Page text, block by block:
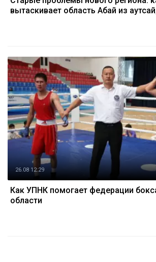
вытаскивает область Абай из
26.08 12:29
Как УПНК помогает федерации
области